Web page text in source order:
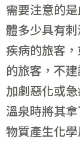
需要注意的
體多少具有
疾病的旅客
的旅客，不
加劇惡化或
溫泉時將其
物質產生化